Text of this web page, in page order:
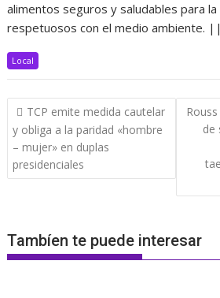
alimentos seguros y saludables para la
respetuosos con el medio ambiente.
Local
Navegación
de
entradas
TCP emite medida cautelar
y obliga a la paridad «hombre
– mujer» en duplas
presidenciales
de
Tambíen te puede interesar